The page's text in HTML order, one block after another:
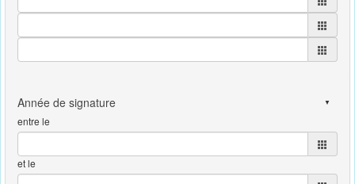
entre le
et le